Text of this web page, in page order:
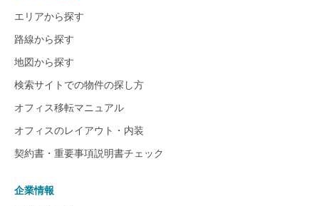
エリアから探す
路線から探す
地図から探す
検索サイトでの物件の探し方
オフィス移転マニュアル
オフィスのレイアウト・内装
契約書・重要事項説明書チェック
企業情報